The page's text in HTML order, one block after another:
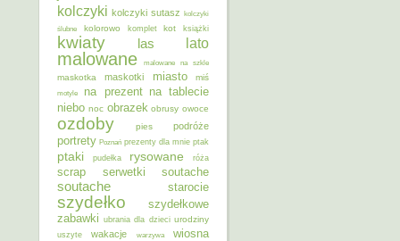
kolczyki kolczyki sutasz kolczyki
ślubne
kolorowo komplet kot książki
kwiaty las lato
malowane malowane na szkle
maskotka maskotki miasto miś
motyle na prezent na tablecie
niebo noc obrazek obrusy owoce
ozdoby pies podróże
portrety Poznań prezenty dla mnie ptak
ptaki pudełka rysowane róża
scrap serwetki soutache
soutache starocie
szydełko
szydełkowe
zabawki ubrania dla dzieci urodziny
uszyte wakacje warzywa wiosna